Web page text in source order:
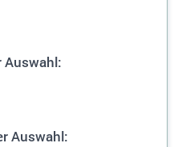
Auswahl:
Auswahl: